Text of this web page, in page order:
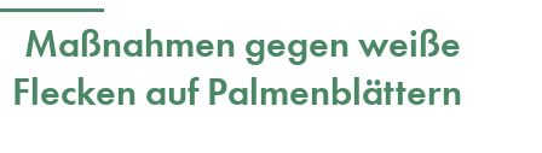
Maßnahmen gegen weiße
Flecken auf Palmenblättern